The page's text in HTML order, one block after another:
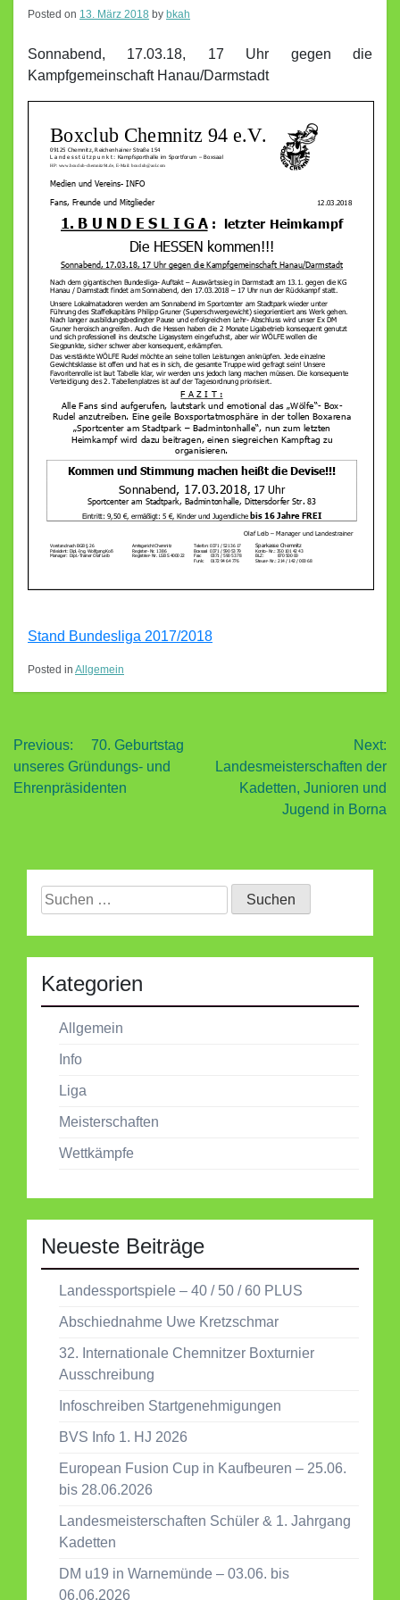
Posted on 13. März 2018 by bkah
Sonnabend, 17.03.18, 17 Uhr gegen die
Kampfgemeinschaft Hanau/Darmstadt
Stand Bundesliga 2017/2018
Posted in Allgemein
Beitragsnavigation
Previous:
70. Geburtstag
unseres Gründungs- und
Ehrenpräsidenten
Next:
Landesmeisterschaften der
Kadetten, Junioren und
Jugend in Borna
Suchen
nach:
Kategorien
Allgemein
Info
Liga
Meisterschaften
Wettkämpfe
Neueste Beiträge
Landessportspiele – 40 / 50 / 60 PLUS
Abschiednahme Uwe Kretzschmar
32. Internationale Chemnitzer Boxturnier
Ausschreibung
Infoschreiben Startgenehmigungen
BVS Info 1. HJ 2026
European Fusion Cup in Kaufbeuren – 25.06.
bis 28.06.2026
Landesmeisterschaften Schüler & 1. Jahrgang
Kadetten
DM u19 in Warnemünde – 03.06. bis
06.06.2026